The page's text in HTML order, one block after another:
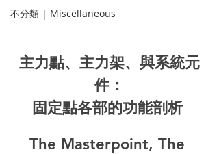
不分類 | Miscellaneous
主力點、主力架、與系統元
件：
固定點各部的功能剖析
The Masterpoint, The